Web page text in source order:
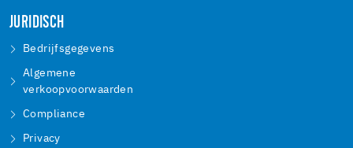
JURIDISCH
Bedrijfsgegevens
Algemene
verkoopvoorwaarden
Compliance
Privacy